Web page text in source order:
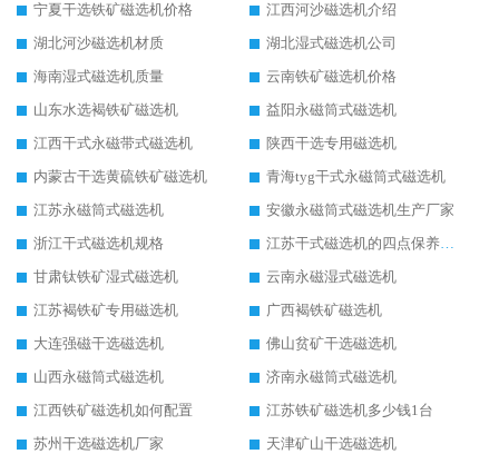
宁夏干选铁矿磁选机价格
江西河沙磁选机介绍
湖北河沙磁选机材质
湖北湿式磁选机公司
海南湿式磁选机质量
云南铁矿磁选机价格
山东水选褐铁矿磁选机
益阳永磁筒式磁选机
江西干式永磁带式磁选机
陕西干选专用磁选机
内蒙古干选黄硫铁矿磁选机
青海tyg干式永磁筒式磁选机
江苏永磁筒式磁选机
安徽永磁筒式磁选机生产厂家
浙江干式磁选机规格
江苏干式磁选机的四点保养秘籍
甘肃钛铁矿湿式磁选机
云南永磁湿式磁选机
江苏褐铁矿专用磁选机
广西褐铁矿磁选机
大连强磁干选磁选机
佛山贫矿干选磁选机
山西永磁筒式磁选机
济南永磁筒式磁选机
江西铁矿磁选机如何配置
江苏铁矿磁选机多少钱1台
苏州干选磁选机厂家
天津矿山干选磁选机